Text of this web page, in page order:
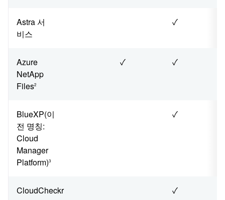
Astra 서
비스
✓
Azure
NetApp
Files2
✓ ✓
BlueXP(이
전 명칭:
Cloud
Manager
Platform)3
✓
CloudCheckr ✓